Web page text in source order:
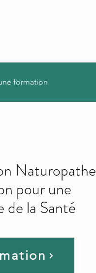
formation
Naturopathe
pour une
la Santé